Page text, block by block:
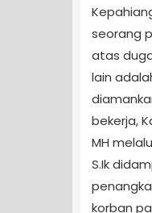
seorang
atas
lain
bekerja,
MH
S.Ik
korban